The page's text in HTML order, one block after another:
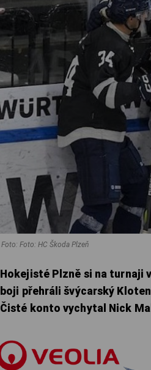
Foto: Foto: HC Škoda Plzeň
Hokejisté Plzně si na turnaji
boji přehráli švýcarský
Čisté konto vychytal Nick